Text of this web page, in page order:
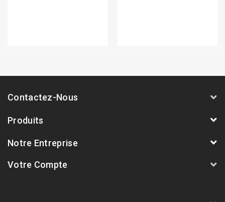
Contactez-Nous
Produits
Notre Entreprise
Votre Compte